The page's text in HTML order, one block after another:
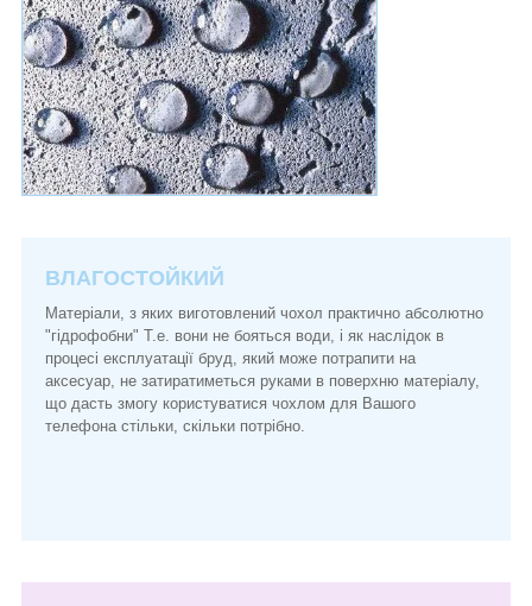
ВЛАГОСТОЙКИЙ
Матеріали, з яких виготовлений чохол практично абсолютно
"гідрофобни" Т.е. вони не бояться води, і як наслідок в
процесі експлуатації бруд, який може потрапити на
аксесуар, не затиратиметься руками в поверхню матеріалу,
що дасть змогу користуватися чохлом для Вашого
телефона стільки, скільки потрібно.